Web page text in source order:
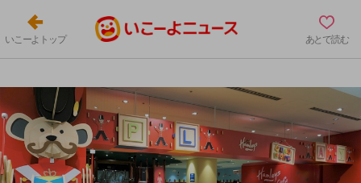
いこーよトップ あとで読む